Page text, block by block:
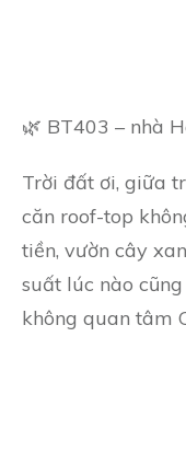
🌿 BT403 – nhà
Trời đất ơi, giữa
căn roof-top
tiền, vườn cây
suất lúc nào
không quan tâm